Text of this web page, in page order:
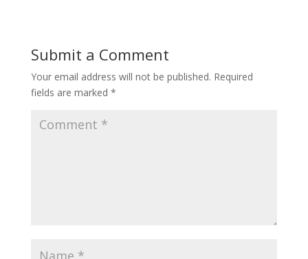
Submit a Comment
Your email address will not be published. Required
fields are marked *